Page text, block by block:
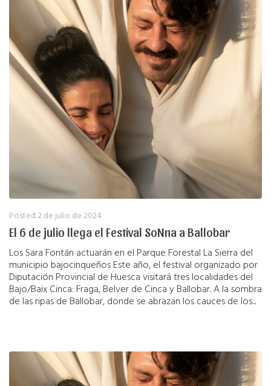
Posted2 de julio de 2024
El 6 de julio llega el Festival SoNna a Ballobar
Los Sara Fontán actuarán en el Parque Forestal La Sierra del
municipio bajocinqueños Este año, el festival organizado por
Diputación Provincial de Huesca visitará tres localidades del
Bajo/Baix Cinca: Fraga, Belver de Cinca y Ballobar. A la sombra
de las ripas de Ballobar, donde se abrazan los cauces de los...